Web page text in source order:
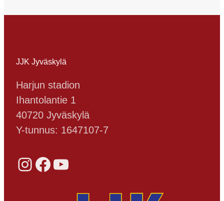
JJK Jyväskylä
Harjun stadion
Ihantolantie 1
40720 Jyväskylä
Y-tunnus: 1647107-7
Instagram Facebook YouTube